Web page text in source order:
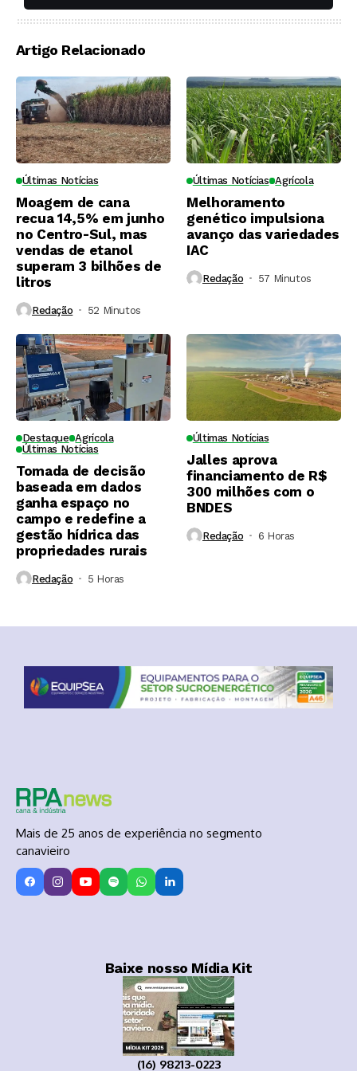
soqueiras?
Artigo Relacionado
Últimas Notícias
Moagem de cana
recua 14,5% em junho
no Centro-Sul, mas
vendas de etanol
superam 3 bilhões de
litros
Redação 52 Minutos ⁮
Últimas Notícias Agrícola
Melhoramento
genético impulsiona
avanço das variedades
IAC
Redação 57 Minutos ⁮
Destaque Agrícola
Últimas Notícias
Tomada de decisão
baseada em dados
ganha espaço no
campo e redefine a
gestão hídrica das
propriedades rurais
Redação 5 Horas ⁮
Últimas Notícias
Jalles aprova
financiamento de R$
300 milhões com o
BNDES
Redação 6 Horas ⁮
Mais de 25 anos de experiência no segmento
canavieiro
Baixe nosso Mídia Kit
(16) 98213-0223